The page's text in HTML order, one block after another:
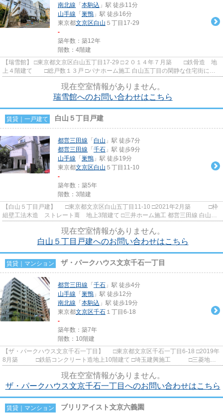
南北線 「 本駒込 」駅 徒歩11分
山手線 「 巣鴨 」駅 徒歩16分
東京都文京区白山 ５丁目17-29
-
築年数：築12年
階数：4階建
【瑞雪館】 □東京都文京区白山五丁目17-29 □２０１４年７月築 □鉄骨造 地
上４階建て □総戸数１３戸 □パナホーム施工 白山五丁目の閑静な住宅街に建
現在空室情報がありません。
瑞雪館へのお問い合わせはこちら
賃貸｜一戸建て 白山５丁目戸建
都営三田線 「 白山 」駅 徒歩7分
都営三田線 「 千石 」駅 徒歩9分
山手線 「 巣鴨 」駅 徒歩19分
東京都文京区白山 ５丁目11-10
-
築年数：築5年
階数：3階建
【白山５丁目戸建】 □東京都文京区白山五丁目11-10 □2021年2月築 □枠
組壁工法木造 ストレート葺 地上3階建て □三井ホーム施工 都営三田線 白山
現在空室情報がありません。
白山５丁目戸建へのお問い合わせはこちら
賃貸｜マンション ザ・パークハウス文京千石一丁目
都営三田線 「 千石 」駅 徒歩4分
山手線 「 巣鴨 」駅 徒歩12分
南北線 「 本駒込 」駅 徒歩19分
東京都文京区千石 １丁目6-18
-
築年数：築7年
階数：10階建
【ザ・パークハウス文京千石一丁目】 □東京都文京区千石一丁目6-18 □2019年
8月築 □鉄筋コンクリート造地上10階建て □埼玉建興施工 □三菱地所
現在空室情報がありません。
ザ・パークハウス文京千石一丁目へのお問い合わせはこちら
賃貸｜マンション ブリリアイスト文京六義園